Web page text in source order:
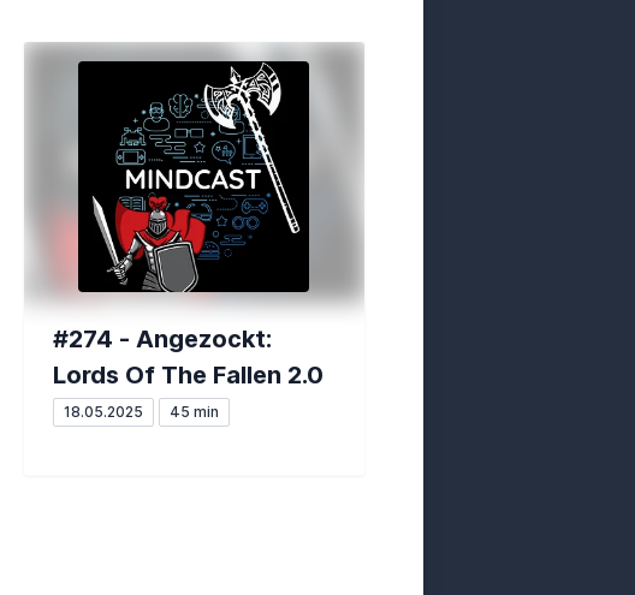
#274 - Angezockt:
Lords Of The Fallen 2.0
18.05.2025 45 min